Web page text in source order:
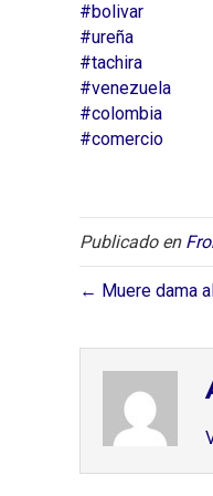
#bolivar
#ureña
#tachira
#venezuela
#colombia
#comercio
Publicado en
← Muere dama